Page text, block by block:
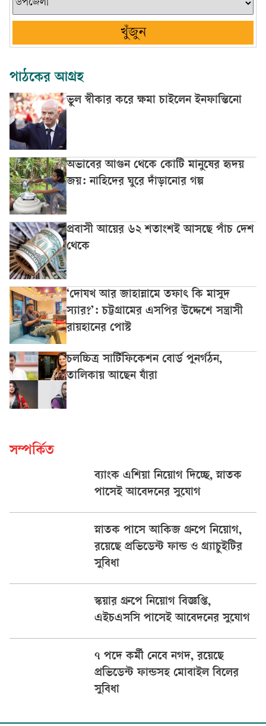
খুঁজুন
পাঠকের আগ্রহ
ভুল স্বীকার করে ক্ষমা চাইলেন ইনফান্তিনো
অভাবের আগুন থেকে কোটি মানুষের হৃদয়
জয়: নাহিদের ঘুরে দাঁড়ানোর গল্প
প্রবাসী আয়ের ৬২ শতাংশই আসছে পাঁচ দেশ
থেকে
‘দোযখ আর জাহান্নামে তফাৎ কি মাসুদ
স্যার?’: চট্টগ্রামের এসপির উদ্দেশে সন্ত্রাসী
রায়হানের পোস্ট
চলচ্চিত্র সার্টিফিকেশন বোর্ড পুনর্গঠন,
তালিকায় আছেন যাঁরা
সম্পর্কিত
ব্যাংক এশিয়া নিয়োগ দিচ্ছে, স্নাতক
পাসেই আবেদনের সুযোগ
স্নাতক পাসে আকিজ গ্রুপে নিয়োগ,
রয়েছে প্রভিডেন্ট ফান্ড ও গ্র্যাচুইটির
সুবিধা
স্কয়ার গ্রুপে নিয়োগ বিজ্ঞপ্তি,
এইচএসসি পাসেই আবেদনের সুযোগ
৭ পদে কর্মী নেবে নগদ, রয়েছে
প্রভিডেন্ট ফান্ডসহ মোবাইল বিলের
সুবিধা